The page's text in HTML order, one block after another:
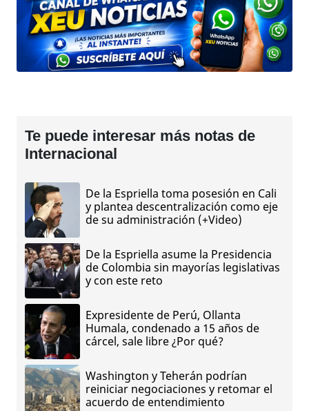
Te puede interesar más notas de
Internacional
De la Espriella toma posesión en Cali
y plantea descentralización como eje
de su administración (+Video)
De la Espriella asume la Presidencia
de Colombia sin mayorías legislativas
y con este reto
Expresidente de Perú, Ollanta
Humala, condenado a 15 años de
cárcel, sale libre ¿Por qué?
Washington y Teherán podrían
reiniciar negociaciones y retomar el
acuerdo de entendimiento